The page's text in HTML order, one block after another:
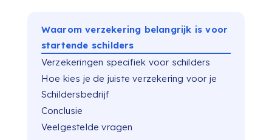
Waarom verzekering belangrijk is voor
startende schilders
Verzekeringen specifiek voor schilders
Hoe kies je de juiste verzekering voor je
Schildersbedrijf
Conclusie
Veelgestelde vragen